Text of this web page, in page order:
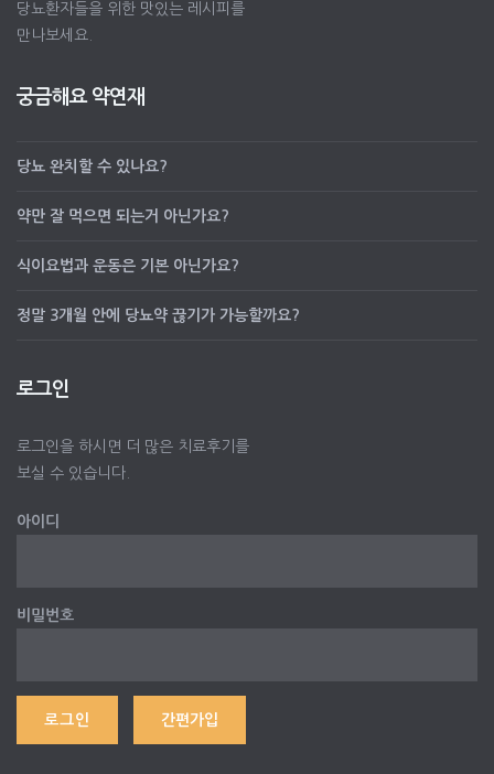
당뇨환자들을 위한 맛있는 레시피를
만나보세요.
궁금해요 약연재
당뇨 완치할 수 있나요?
약만 잘 먹으면 되는거 아닌가요?
식이요법과 운동은 기본 아닌가요?
정말 3개월 안에 당뇨약 끊기가 가능할까요?
로그인
로그인을 하시면 더 많은 치료후기를
보실 수 있습니다.
아이디
비밀번호
간편가입